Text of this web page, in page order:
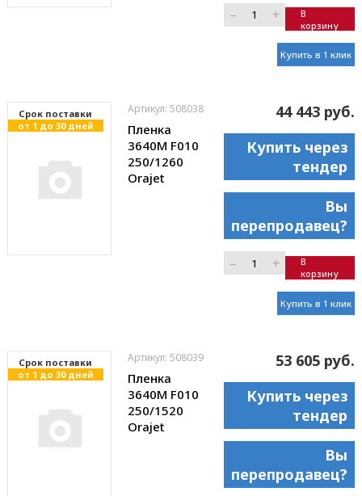
– +
В
корзину
Купить в 1 клик
Cрок поставки
от 1 до 30 дней
Артикул: 508038
Пленка
3640M F010
250/1260
Orajet
44 443 руб.
Купить через
тендер
Вы
перепродавец?
– +
В
корзину
Купить в 1 клик
Cрок поставки
от 1 до 30 дней
Артикул: 508039
Пленка
3640M F010
250/1520
Orajet
53 605 руб.
Купить через
тендер
Вы
перепродавец?